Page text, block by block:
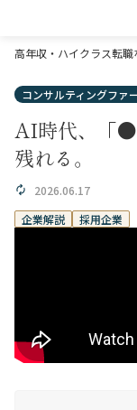
高年収・ハイクラス転
コンサルティングファ
AI時代、「
残れる。
2026.06.17
企業解説
採用企業